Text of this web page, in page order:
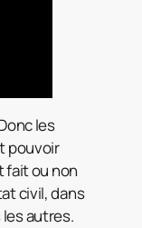
les
pouvoir
fait ou non
civil, dans
autres.